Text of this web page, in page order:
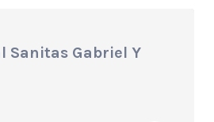
Sanitas Gabriel Y